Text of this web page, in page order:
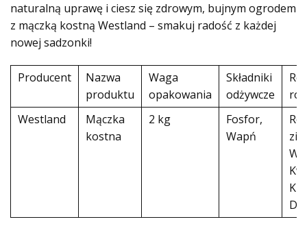
naturalną uprawę i ciesz się zdrowym, bujnym ogrodem
z mączką kostną Westland – smakuj radość z każdej
nowej sadzonki!
Producent
Nazwa
produktu
Waga
opakowania
Składniki
odżywcze
Westland
Mączka
kostna
2 kg
Fosfor,
Wapń